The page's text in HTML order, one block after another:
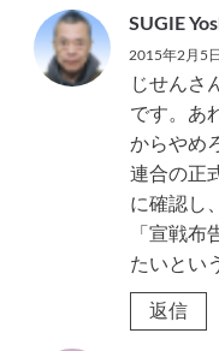
SUGIE
2015年2月5
じせんさ
です。あ
からやめ
連合の正
に確認し
「宣戦布
たいとい
返信